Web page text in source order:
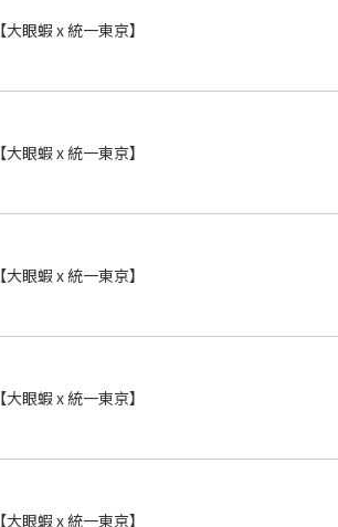
【大眼蝦 x 統一東京】
【大眼蝦 x 統一東京】
【大眼蝦 x 統一東京】
【大眼蝦 x 統一東京】
【大眼蝦 x 統一東京】